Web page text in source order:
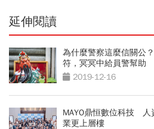
延伸閱讀
為什麼警察這麼信關公
符，冥冥中給員警幫助
2019-12-16
MAYO鼎恒數位科技
業更上層樓